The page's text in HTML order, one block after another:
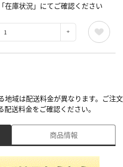
在庫状況」にてご確認ください
地域は配送料金が異なります。ご注文
送料金をご確認ください。
商品情報